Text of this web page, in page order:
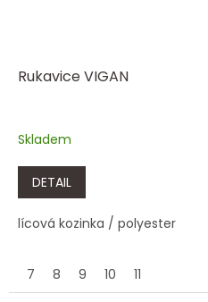
Rukavice VIGAN
Skladem
DETAIL
lícová kozinka / polyester
7 8 9 10 11